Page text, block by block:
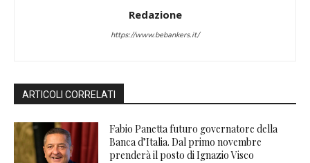
Redazione
https://www.bebankers.it/
ARTICOLI CORRELATI
Fabio Panetta futuro governatore della
Banca d’Italia. Dal primo novembre
prenderà il posto di Ignazio Visco